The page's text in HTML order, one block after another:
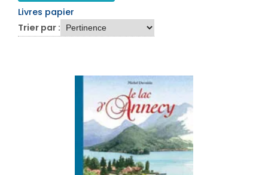
Livres papier
Trier par :